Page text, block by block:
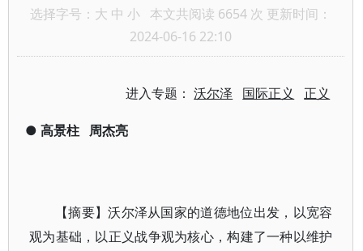
选择字号： 大 中 小 本文共阅读 6654 次 更新时间：
2024-06-16 22:10
进入专题：沃尔泽 国际正义 正义
● 高景柱 周杰亮
【摘要】沃尔泽从国家的道德地位出发，以宽容
观为基础，以正义战争观为核心，构建了一种以维护